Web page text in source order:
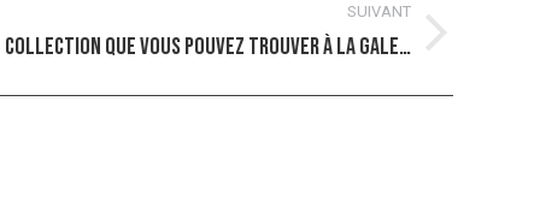
SUIVANT
collection que vous pouvez trouver à la gale…